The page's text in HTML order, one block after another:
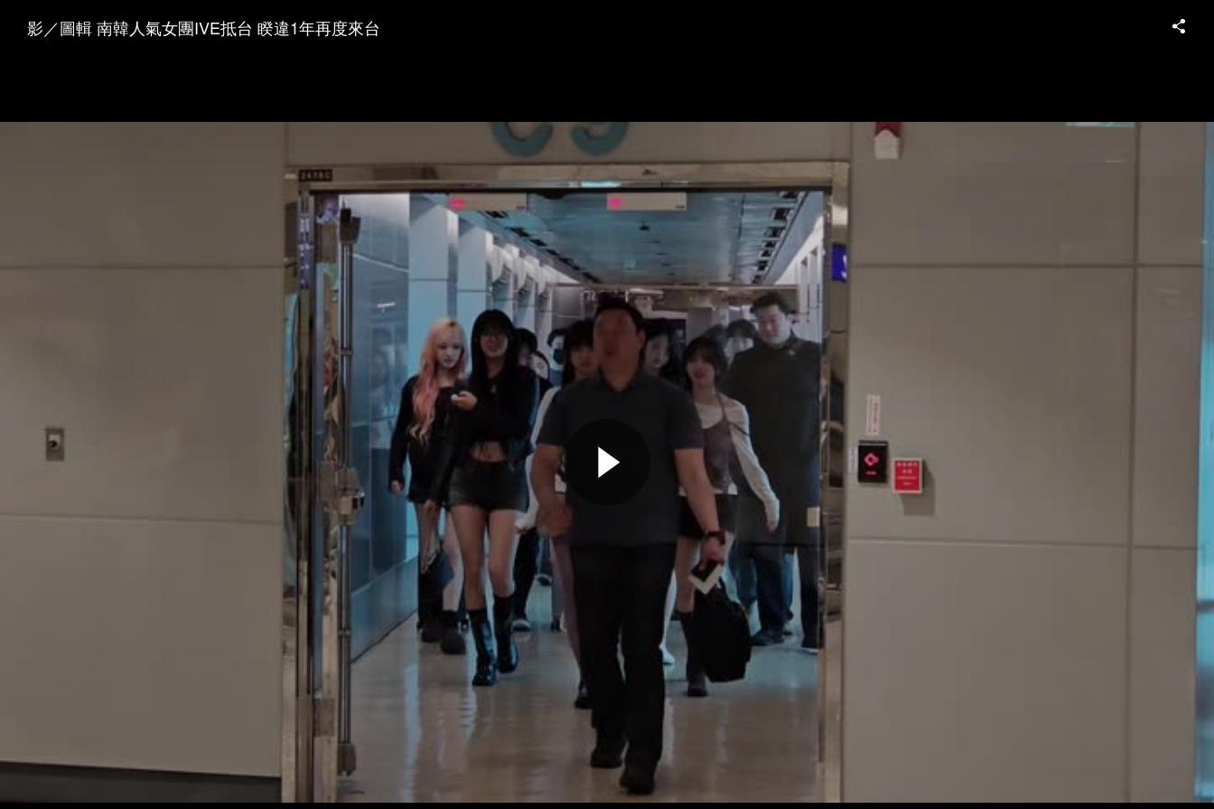
影／圖輯 南韓人氣女團IVE抵台 睽違1年再度來台